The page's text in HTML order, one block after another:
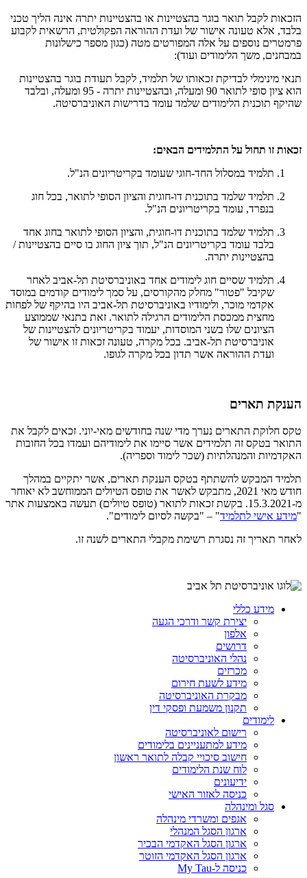
הזכאות לקבל תואר בוגר בהצטיינות או בהצטיינות יתרה אינה הליך טכני
בלבד, אלא טעונה אישור של ועדת ההוראה הפקולטית, הרשאית לקבוע
פרמטרים נוספים על אלה המפורטים מטה (כגון מספר כישלונות
במבחנים, משך הלימודים ועוד):
תנאי מינימלי לבדיקת זכאותו של תלמיד, לקבל תעודת בוגר בהצטיינות
הוא ציון סופי לתואר 90 ומעלה, ובהצטיינות יתרה - 95 ומעלה, ובלבד
שהיקף תוכנית הלימודים שלמד עומד בדרישות האוניברסיטה.
זכאות זו תחול על התלמידים הבאים:
תלמיד במסלול החד-חוגי שעומד בקריטריונים הנ"ל.
תלמיד שלמד בתוכנית דו-חוגית והציון הסופי לתואר, בכל חוג
בנפרד, עומד בקריטריונים הנ"ל.
תלמיד שלמד בתוכנית דו-חוגית, והציון הסופי לתואר בחוג אחד
בלבד עומד בקריטריונים הנ"ל, תוך ציון החוג בו סיים בהצטיינות /
בהצטיינות יתרה.
תלמיד שסיים חוג לימודים אחד באוניברסיטת תל-אביב לאחר
שקיבל "פטור" מחלק מהקורסים, על סמך לימודים קודמים במוסד
אקדמי מוכר, ולימודיו באוניברסיטת תל-אביב היו בהיקף של לפחות
מחצית ממכסת הלימודים הרגילה לתואר. זאת בתנאי שממוצע
הציונים שלו בשני המוסדות, יעמוד בקריטריונים להצטיינות של
אוניברסיטת תל-אביב. בכל מקרה, טעונה זכאות זו אישור של
ועדת ההוראה אשר תדון בכל מקרה לגופו.
הענקת תארים
טקס חלוקת התארים נערך מדי שנה בחודשים מאי-יוני. זכאים לקבל את
התואר בטקס זה תלמידים אשר סיימו את לימודיהם ועמדו בכל החובות
האקדמיות והמנהלתיות (שכר לימוד וספריה).
תלמיד המבקש להשתתף בטקס הענקת תארים, אשר יתקיים במהלך
חודש מאי 2021, מתבקש לאשר את טופס הטיולים הממוחשב לא יאוחר
מ-15.3.2021. בקשת זכאות לתואר (טופס טיולים) תעשה באמצעות אתר
"מידע אישי לתלמיד" – "בקשה לסיום לימודים".
לאחר תאריך זה נסגרת רשימת מקבלי התארים לשנה זו.
מידע כללי
יצירת קשר ודרכי הגעה
אלפון
דרושים
נהלי האוניברסיטה
מכרזים
מידע לשעת חירום
מבקרת האוניברסיטה
תקנון משמעת ופסקי דין
לימודים
רישום לאוניברסיטה
מידע למתעניינים בלימודים
חישוב סיכויי קבלה לתואר ראשון
לוח שנת הלימודים
ידיעונים
כניסה לאזור האישי
סגל ומינהלה
אגפים ומשרדי מינהלה
ארגון הסגל המנהלי
ארגון הסגל האקדמי הבכיר
ארגון הסגל האקדמי הזוטר
כניסה ל-My Tau